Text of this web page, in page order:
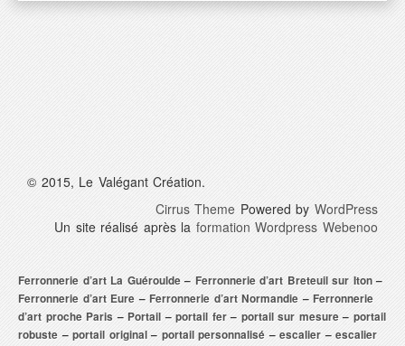
© 2015, Le Valégant Création.
Cirrus Theme Powered by WordPress
Un site réalisé après la formation Wordpress Webenoo
Ferronnerie d’art La Guéroulde– Ferronnerie d’art Breteuil sur Iton–
Ferronnerie d’art Eure– Ferronnerie d’art Normandie – Ferronnerie
d’art proche Paris – Portail–portail fer– portail sur mesure– portail
robuste –portail original– portail personnalisé – escalier –escalier